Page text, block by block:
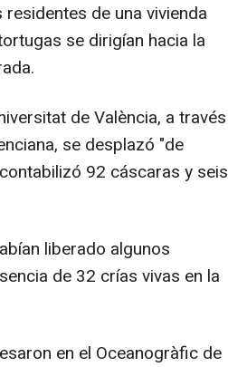
de una vivienda
se dirigían hacia la
de València, a través
se desplazó "de
92 cáscaras y seis
liberado algunos
de 32 crías vivas en la
en el Oceanogràfic de